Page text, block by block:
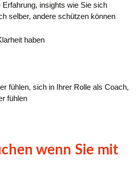
insights wie Sie sich
selber, andere schützen können
haben
fühlen, sich in Ihrer Rolle als Coach,
fühlen
wenn Sie mit